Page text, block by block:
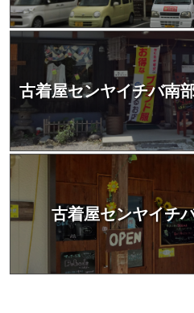
古着屋センヤイチバ南
古着屋センヤイチ